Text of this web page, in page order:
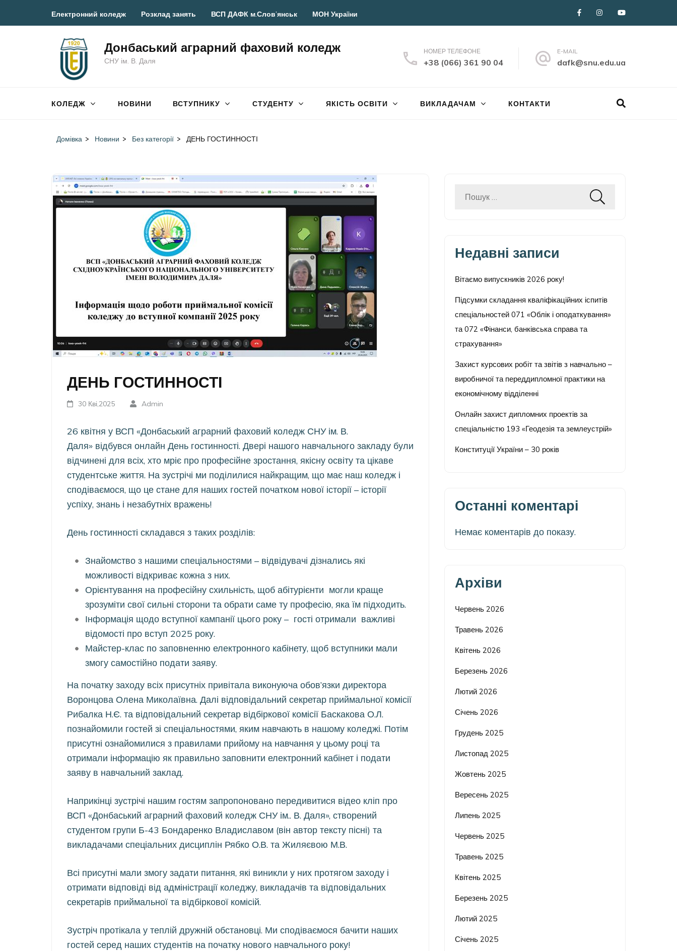
Електронний коледж Розклад занять ВСП ДАФК м.Слов’янськ МОН України
Донбаський аграрний фаховий коледж
СНУ ім. В. Даля
НОМЕР ТЕЛЕФОНЕ
+38 (066) 361 90 04
E-MAIL
dafk@snu.edu.ua
КОЛЕДЖ НОВИНИ ВСТУПНИКУ СТУДЕНТУ ЯКІСТЬ ОСВІТИ ВИКЛАДАЧАМ КОНТАКТИ
Домівка > Новини > Без категорії > ДЕНЬ ГОСТИННОСТІ
ДЕНЬ ГОСТИННОСТІ
30 Кві,2025 Admin
26 квітня у ВСП «Донбаський аграрний фаховий коледж СНУ ім. В.
Даля» відбувся онлайн День гостинності. Двері нашого навчального закладу були
відчинені для всіх, хто мріє про професійне зростання, якісну освіту та цікаве
студентське життя. На зустрічі ми поділилися найкращим, що має наш коледж і
сподіваємося, що це стане для наших гостей початком нової історії – історії
успіху, знань і незабутніх вражень!
День гостинності складався з таких розділів:
Знайомство з нашими спеціальностями – відвідувачі дізнались які
можливості відкриває кожна з них.
Орієнтування на професійну схильність, щоб абітурієнти могли краще
зрозуміти свої сильні сторони та обрати саме ту професію, яка їм підходить.
Інформація щодо вступної кампанії цього року – гості отримали важливі
відомості про вступ 2025 року.
Майстер-клас по заповненню електронного кабінету, щоб вступники мали
змогу самостійно подати заяву.
На початку заходу всіх присутніх привітала виконуюча обов’язки директора
Воронцова Олена Миколаївна. Далі відповідальний секретар приймальної комісії
Рибалка Н.Є. та відповідальний секретар відбіркової комісії Баскакова О.Л.
познайомили гостей зі спеціальностями, яким навчають в нашому коледжі. Потім
присутні ознайомилися з правилами прийому на навчання у цьому році та
отримали інформацію як правильно заповнити електронний кабінет і подати
заяву в навчальний заклад.
Наприкінці зустрічі нашим гостям запропоновано передивитися відео кліп про
ВСП «Донбаський аграрний фаховий коледж СНУ ім.. В. Даля», створений
студентом групи Б-43 Бондаренко Владиславом (він автор тексту пісні) та
викладачами спеціальних дисциплін Рябко О.В. та Жиляєвою М.В.
Всі присутні мали змогу задати питання, які виникли у них протягом заходу і
отримати відповіді від адміністрації коледжу, викладачів та відповідальних
секретарів приймальної та відбіркової комісій.
Зустріч протікала у теплій дружній обстановці. Ми сподіваємося бачити наших
гостей серед наших студентів на початку нового навчального року!
Пошук:
Недавні записи
Вітаємо випускників 2026 року!
Підсумки складання кваліфікаційних іспитів
спеціальностей 071 «Облік і оподаткування»
та 072 «Фінанси, банківська справа та
страхування»
Захист курсових робіт та звітів з навчально –
виробничої та переддипломної практики на
економічному відділенні
Онлайн захист дипломних проектів за
спеціальністю 193 «Геодезія та землеустрій»
Конституції України – 30 років
Останні коментарі
Немає коментарів до показу.
Архіви
Червень 2026
Травень 2026
Квітень 2026
Березень 2026
Лютий 2026
Січень 2026
Грудень 2025
Листопад 2025
Жовтень 2025
Вересень 2025
Липень 2025
Червень 2025
Травень 2025
Квітень 2025
Березень 2025
Лютий 2025
Січень 2025